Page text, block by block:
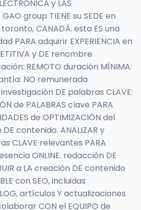
y LAS
group TIENE su SEDE en
toronto, CANADÁ. esta ES una
PARA adquirir EXPERIENCIA en
y DE renombre
REMOTO duración MÍNIMA:
NO remunerada
investigación DE palabras CLAVE:
de PALABRAS clave PARA
de OPTIMIZACIÓN del
contenido. ANALIZAR y
CLAVE relevantes PARA
ONLINE. redacción DE
a LA creación DE contenido
con SEO, incluidas
artículos Y actualizaciones
CON el EQUIPO de